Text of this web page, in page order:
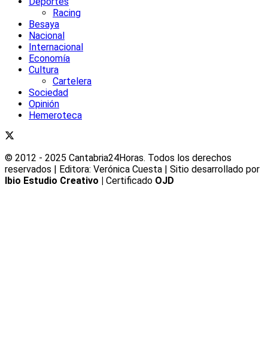
Racing
Besaya
Nacional
Internacional
Economía
Cultura
Cartelera
Sociedad
Opinión
Hemeroteca
© 2012 - 2025 Cantabria24Horas. Todos los derechos
reservados | Editora: Verónica Cuesta | Sitio desarrollado por
Ibio Estudio Creativo | Certificado OJD